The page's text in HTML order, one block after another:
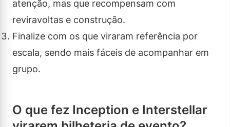
atenção, mas que recompensam com
reviravoltas e construção.
Finalize com os que viraram referência por
escala, sendo mais fáceis de acompanhar em
grupo.
O que fez Inception e Interstellar